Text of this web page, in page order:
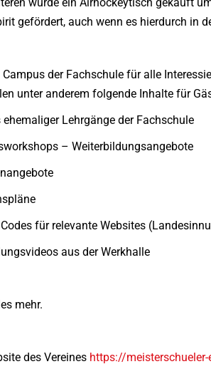
gefördert, auch wenn es hierdurch in
Campus der Fachschule für alle
unter anderem folgende Inhalte für
Lehrgänge der Fachschule
– Weiterbildungsangebote
für relevante Websites
aus der Werkhalle
mehr.
des Vereines https://meisterschueler-